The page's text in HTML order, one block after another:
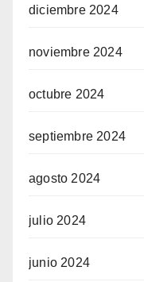
diciembre 2024
noviembre 2024
octubre 2024
septiembre 2024
agosto 2024
julio 2024
junio 2024